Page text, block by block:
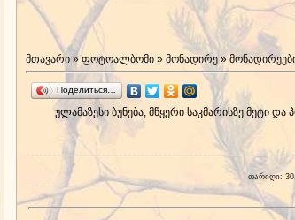
მთავარი »ფოტოალბომი » მონადირე »
Поделиться…
ულამაზესი ბუნება, მწყერი საკმარისზე მეტი
თარიღი: